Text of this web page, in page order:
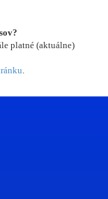
platné (aktuálne)